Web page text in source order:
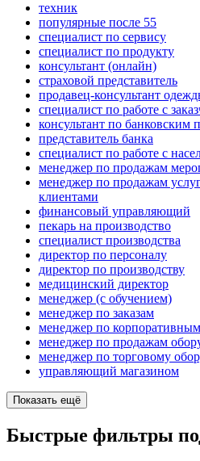
техник
популярные после 55
специалист по сервису
специалист по продукту
консультант (онлайн)
страховой представитель
продавец-консультант
специалист по работе с
консультант по банковским
представитель банка
специалист по работе с
менеджер по продажам
менеджер по продажам
клиентами
финансовый управляющий
пекарь на производство
специалист производства
директор по персоналу
директор по производству
медицинский директор
менеджер (с обучением)
менеджер по заказам
менеджер по
менеджер по продажам
менеджер по торговому
управляющий магазином
Показать ещё
Быстрые фильтры